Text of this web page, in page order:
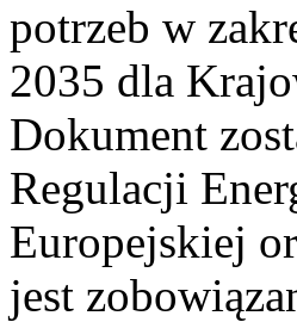
potrzeb w
2035 dla
Dokument
Regulacji
Europejskiej
jest